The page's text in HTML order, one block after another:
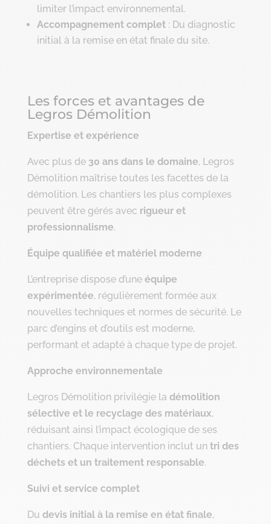
limiter l’impact environnemental.
Accompagnement complet: Du diagnostic
initial à la remise en état finale du site.
Les forces et avantages de
Legros Démolition
Expertise et expérience
Avec plus de 30 ans dans le domaine, Legros
Démolition maîtrise toutes les facettes de la
démolition. Les chantiers les plus complexes
peuvent être gérés avec rigueur et
professionnalisme.
Équipe qualifiée et matériel moderne
L’entreprise dispose d’une équipe
expérimentée, régulièrement formée aux
nouvelles techniques et normes de sécurité. Le
parc d’engins et d’outils est moderne,
performant et adapté à chaque type de projet.
Approche environnementale
Legros Démolition privilégie la démolition
sélective et le recyclage des matériaux,
réduisant ainsi l’impact écologique de ses
chantiers. Chaque intervention inclut un tri des
déchets et un traitement responsable.
Suivi et service complet
Du devis initial à la remise en état finale,